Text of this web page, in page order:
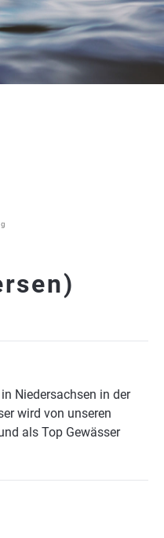
Niedersachsen in der
wird von unseren
als Top Gewässer